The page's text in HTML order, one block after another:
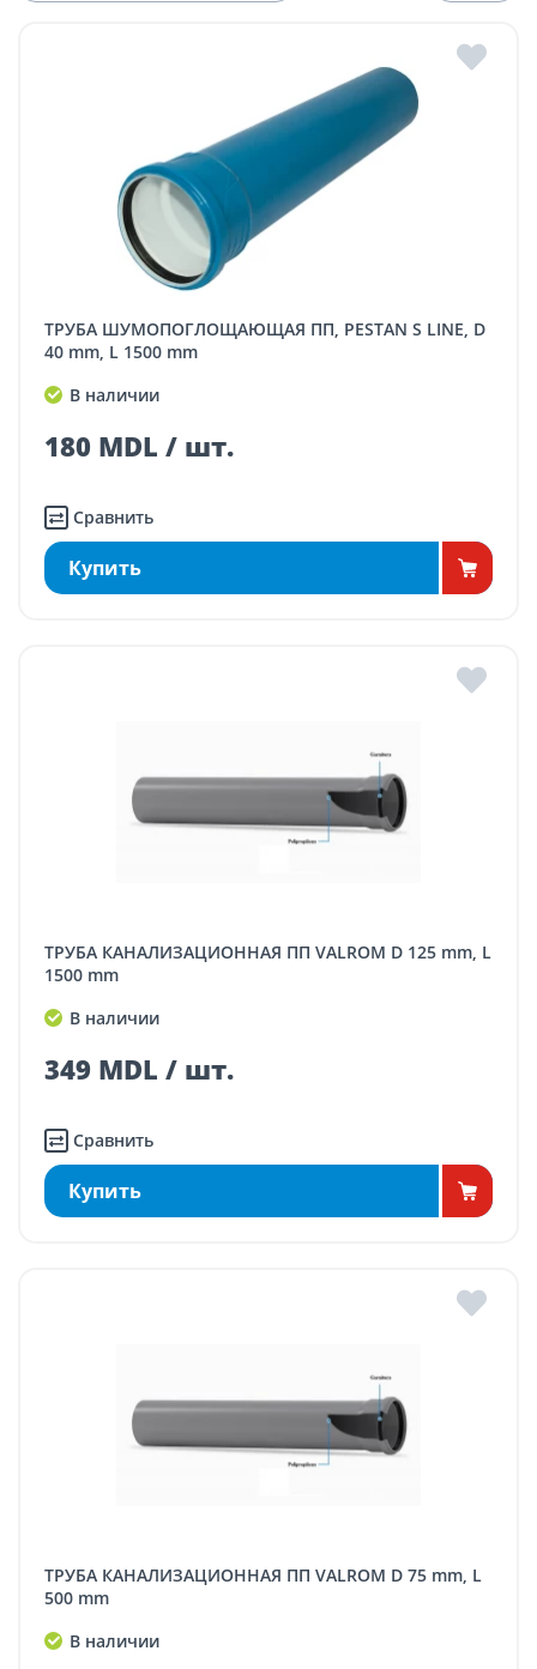
ТРУБА ШУМОПОГЛОЩАЮЩАЯ ПП, PESTAN S LINE, D
40 mm, L 1500 mm
В наличии
180 MDL / шт.
Сравнить
Купить
ТРУБА КАНАЛИЗАЦИОННАЯ ПП VALROM D 125 mm, L
1500 mm
В наличии
349 MDL / шт.
Сравнить
Купить
ТРУБА КАНАЛИЗАЦИОННАЯ ПП VALROM D 75 mm, L
500 mm
В наличии